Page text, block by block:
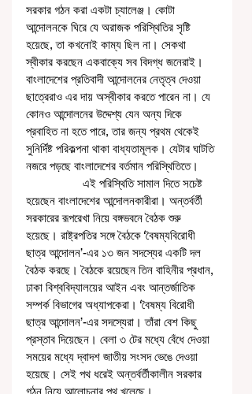
সরকার গঠন করা একটা চ্যালেঞ্জ। কোটা
আন্দোলনকে ঘিরে যে অরাজক পরিস্থিতির সৃষ্টি
হয়েছে, তা কখনোই কাম্য ছিল না। সেকথা
স্বীকার করছেন একবাক্যে সব বিদগ্ধ জনেরাই।
বাংলাদেশের প্রতিবাদী আন্দোলনের নেতৃত্ব দেওয়া
ছাত্রেরাও এর দায় অস্বীকার করতে পারেন না। যে
কোনও আন্দোলনের উদ্দেশ্য যেন অন্য দিকে
প্রবাহিত না হতে পারে, তার জন্য প্রথম থেকেই
সুনির্দিষ্ট পরিকল্পনা থাকা বাধ্যতামূলক। যেটার ঘাটতি
নজরে পড়ছে বাংলাদেশের বর্তমান পরিস্থিতিতে।
হয়েছেন বাংলাদেশের আন্দোলনকারীরা। অন্তর্বর্তী
সরকারের রূপরেখা নিয়ে বঙ্গভবনে বৈঠক শুরু
হয়েছে। রাষ্ট্রপতির সঙ্গে বৈঠকে ‘বৈষম্যবিরোধী
ছাত্র আন্দোলন’-এর ১৩ জন সদস্যের একটি দল
বৈঠক করছে। বৈঠকে রয়েছেন তিন বাহিনীর প্রধান,
ঢাকা বিশ্ববিদ্যালয়ের আইন এবং আন্তর্জাতিক
সম্পর্ক বিভাগের অধ্যাপকেরা। ‘বৈষম্য বিরোধী
ছাত্র আন্দোলন’-এর সদস্যেরা। তাঁরা বেশ কিছু
প্রস্তাব দিয়েছেন। বেলা ৩ টের মধ্যে বেঁধে দেওয়া
সময়ের মধ্যে দ্বাদশ জাতীয় সংসদ ভেঙে দেওয়া
হয়েছে। সেই পথ ধরেই অন্তর্বর্তীকালীন সরকার
গঠন নিয়ে আলোচনার পথ খুলেছে।